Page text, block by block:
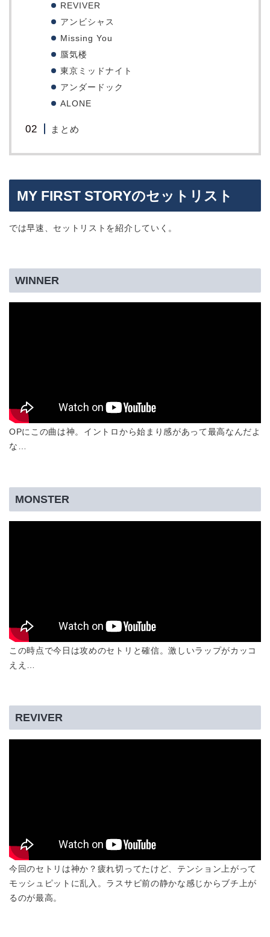
REVIVER
アンビシャス
Missing You
蜃気楼
東京ミッドナイト
アンダードック
ALONE
まとめ
MY FIRST STORYのセットリスト
では早速、セットリストを紹介していく。
WINNER
OPにこの曲は神。イントロから始まり感があって最高なんだよ
な…
MONSTER
この時点で今日は攻めのセトリと確信。激しいラップがカッコ
ええ…
REVIVER
今回のセトリは神か？疲れ切ってたけど、テンション上がって
モッシュピットに乱入。ラスサビ前の静かな感じからブチ上が
るのが最高。